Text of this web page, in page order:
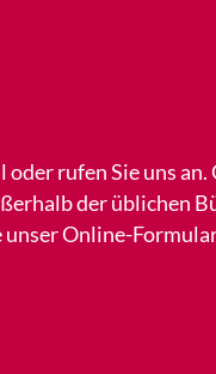
rufen Sie uns
der üblichen
unser Online-